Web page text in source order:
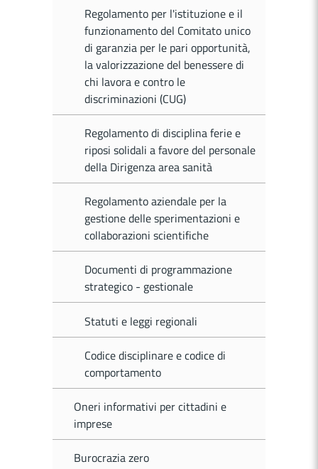
Regolamento per l'istituzione e il
funzionamento del Comitato unico
di garanzia per le pari opportunità,
la valorizzazione del benessere di
chi lavora e contro le
discriminazioni (CUG)
Regolamento di disciplina ferie e
riposi solidali a favore del personale
della Dirigenza area sanità
Regolamento aziendale per la
gestione delle sperimentazioni e
collaborazioni scientifiche
Documenti di programmazione
strategico - gestionale
Statuti e leggi regionali
Codice disciplinare e codice di
comportamento
Oneri informativi per cittadini e
imprese
Burocrazia zero